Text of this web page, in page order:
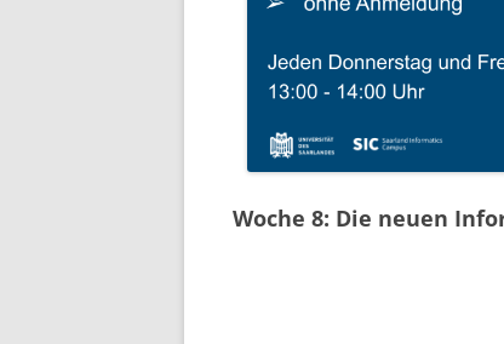
Woche 8: Die neuen